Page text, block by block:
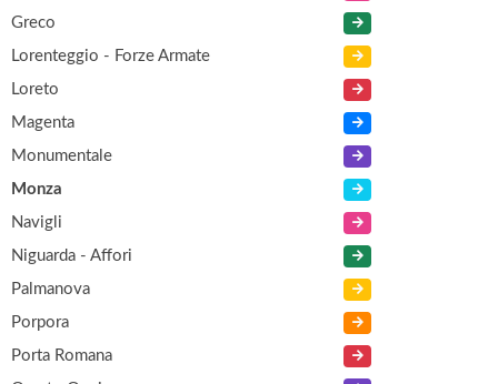
Greco
Lorenteggio - Forze Armate
Loreto
Magenta
Monumentale
Monza
Navigli
Niguarda - Affori
Palmanova
Porpora
Porta Romana